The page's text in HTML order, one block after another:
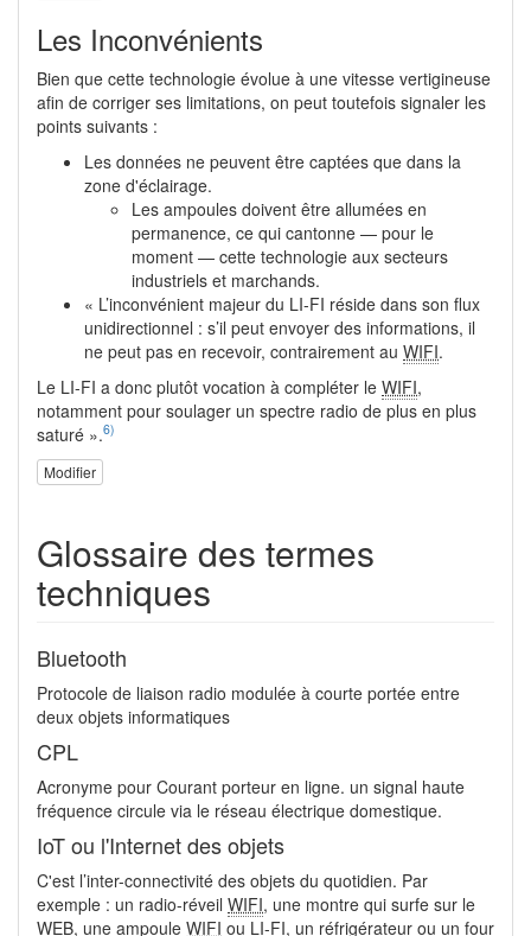
Les Inconvénients
Bien que cette technologie évolue à une vitesse vertigineuse
afin de corriger ses limitations, on peut toutefois signaler les
points suivants :
Les données ne peuvent être captées que dans la
zone d'éclairage.
Les ampoules doivent être allumées en
permanence, ce qui cantonne — pour le
moment — cette technologie aux secteurs
industriels et marchands.
« L’inconvénient majeur du LI-FI réside dans son flux
unidirectionnel : s’il peut envoyer des informations, il
ne peut pas en recevoir, contrairement au WIFI.
Le LI-FI a donc plutôt vocation à compléter le WIFI,
notamment pour soulager un spectre radio de plus en plus
saturé ».6)
Modifier
Glossaire des termes
techniques
Bluetooth
Protocole de liaison radio modulée à courte portée entre
deux objets informatiques
CPL
Acronyme pour Courant porteur en ligne. un signal haute
fréquence circule via le réseau électrique domestique.
IoT ou l'Internet des objets
C'est l’inter-connectivité des objets du quotidien. Par
exemple : un radio-réveil WIFI, une montre qui surfe sur le
WEB, une ampoule WIFI ou LI-FI, un réfrigérateur ou un four